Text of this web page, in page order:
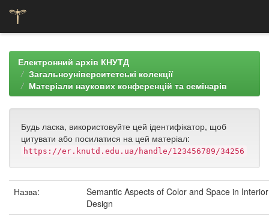
navigationЕлектронний архів КНУТД
Загальноуніверситетські колекції
Матеріали наукових конференцій та семінарів
Будь ласка, використовуйте цей ідентифікатор, щоб
цитувати або посилатися на цей матеріал:
https://er.knutd.edu.ua/handle/123456789/34256
Назва:
Semantic Aspects of Color and Space in Interior
Design